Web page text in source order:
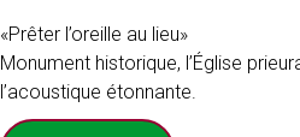
«Prêter l’oreille au lieu»
Monument historique, l’Église
l’acoustique étonnante.